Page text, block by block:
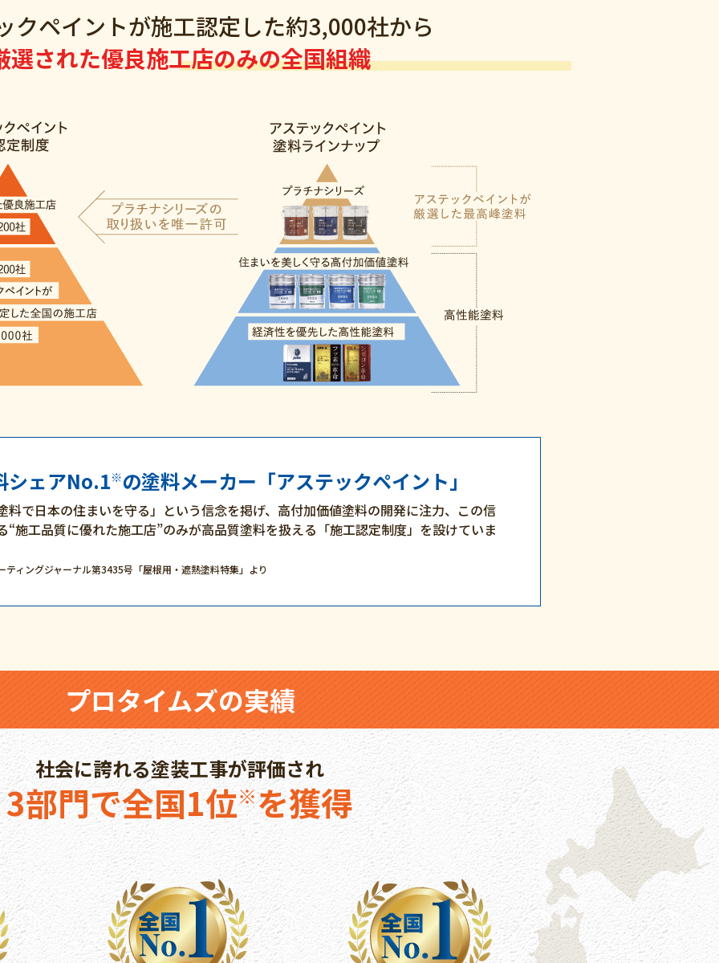
クペイントが施工認定した約3,000社から
選された優良施工店のみの全国組織
シェアNo.1※の塗料メーカー「アステックペイント」
料で日本の住まいを守る」という信念を掲げ、高付加価値塗料の開発に注力、この信
“施工品質に優れた施工店”のみが高品質塗料を扱える「施工認定制度」を設けていま
ィングジャーナル第3435号「屋根用・遮熱塗料特集」より
プロタイムズの実績
社会に誇れる塗装工事が評価され
3部門で全国1位※を獲得